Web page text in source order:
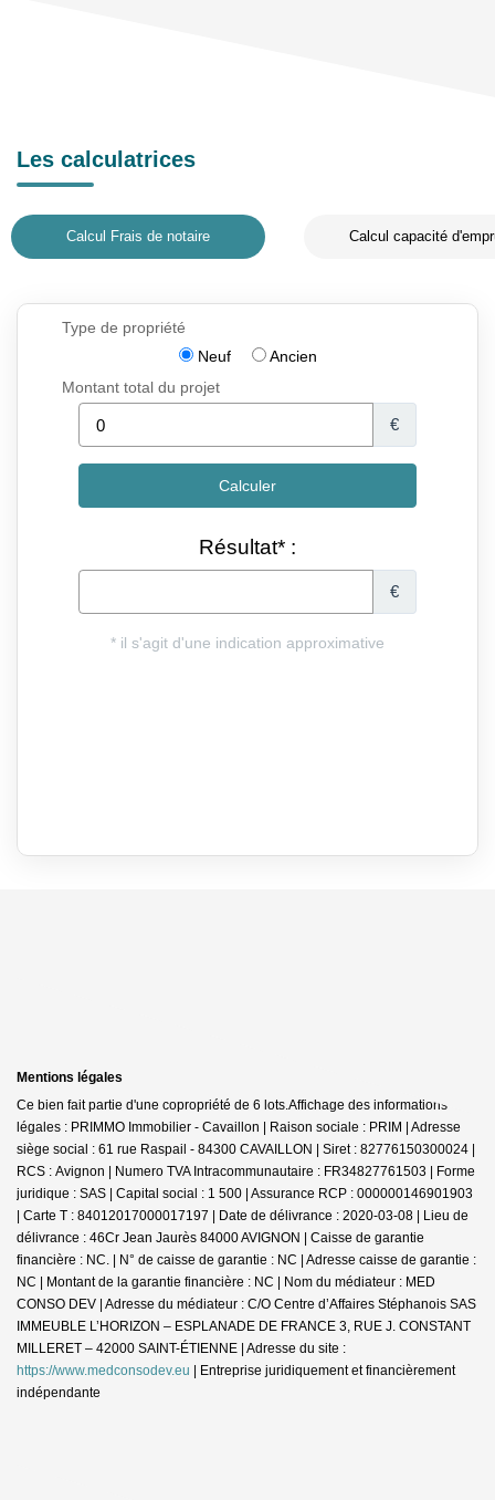
Les calculatrices
Calcul Frais de notaire Calcul capacité
Mentions légales
Ce bien fait partie d'une copropriété de 6 lots.Affichage des informations
légales : PRIMMO Immobilier - Cavaillon | Raison sociale : PRIM | Adresse
siège social : 61 rue Raspail - 84300 CAVAILLON | Siret : 82776150300024 |
RCS : Avignon | Numero TVA Intracommunautaire : FR34827761503 | Forme
juridique : SAS | Capital social : 1 500 | Assurance RCP : 000000146901903
| Carte T : 84012017000017197 | Date de délivrance : 2020-03-08 | Lieu de
délivrance : 46Cr Jean Jaurès 84000 AVIGNON | Caisse de garantie
financière : NC. | N° de caisse de garantie : NC | Adresse caisse de garantie :
NC | Montant de la garantie financière : NC | Nom du médiateur : MED
CONSO DEV | Adresse du médiateur : C/O Centre d’Affaires Stéphanois SAS
IMMEUBLE L’HORIZON – ESPLANADE DE FRANCE 3, RUE J. CONSTANT
MILLERET – 42000 SAINT-ÉTIENNE | Adresse du site :
https://www.medconsodev.eu | Entreprise juridiquement et financièrement
indépendante